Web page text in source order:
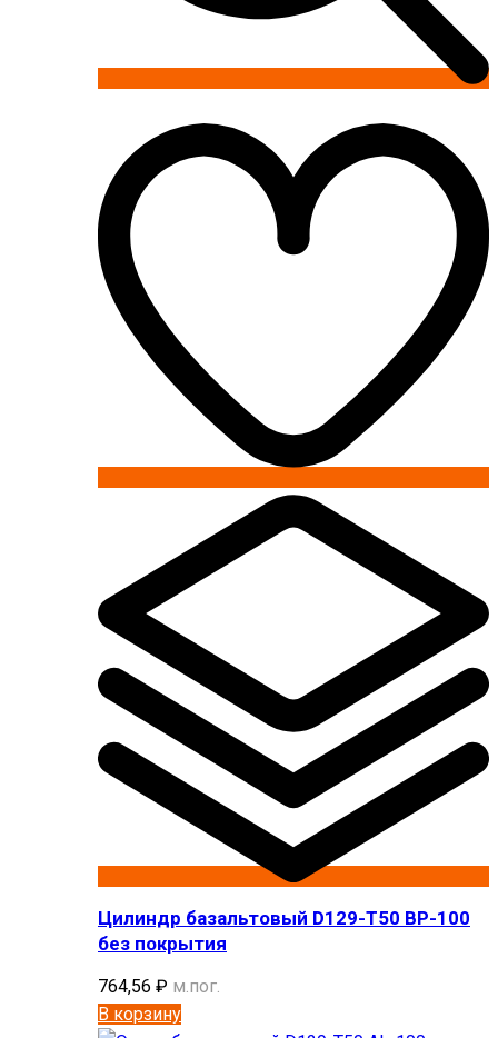
Цилиндр базальтовый D129-T50 BP-100
без покрытия
764,56 ₽ м.пог.
В корзину